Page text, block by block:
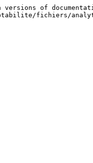
of
fichiers/